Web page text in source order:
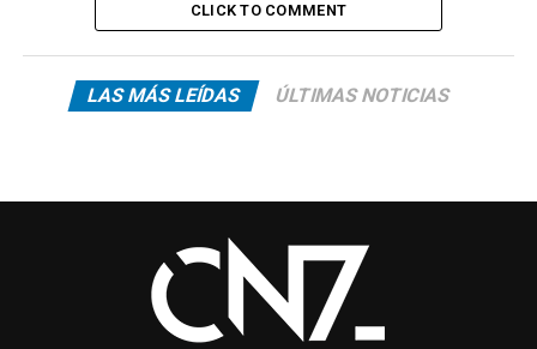
CLICK TO COMMENT
LAS MÁS LEÍDAS ÚLTIMAS NOTICIAS